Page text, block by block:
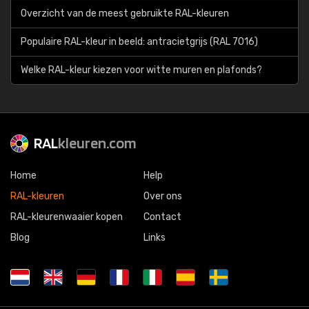
Overzicht van de meest gebruikte RAL-kleuren
Populaire RAL-kleur in beeld: antracietgrijs (RAL 7016)
Welke RAL-kleur kiezen voor witte muren en plafonds?
RALkleuren.com
Home
RAL-kleuren
RAL-kleurenwaaier kopen
Blog
Help
Over ons
Contact
Links